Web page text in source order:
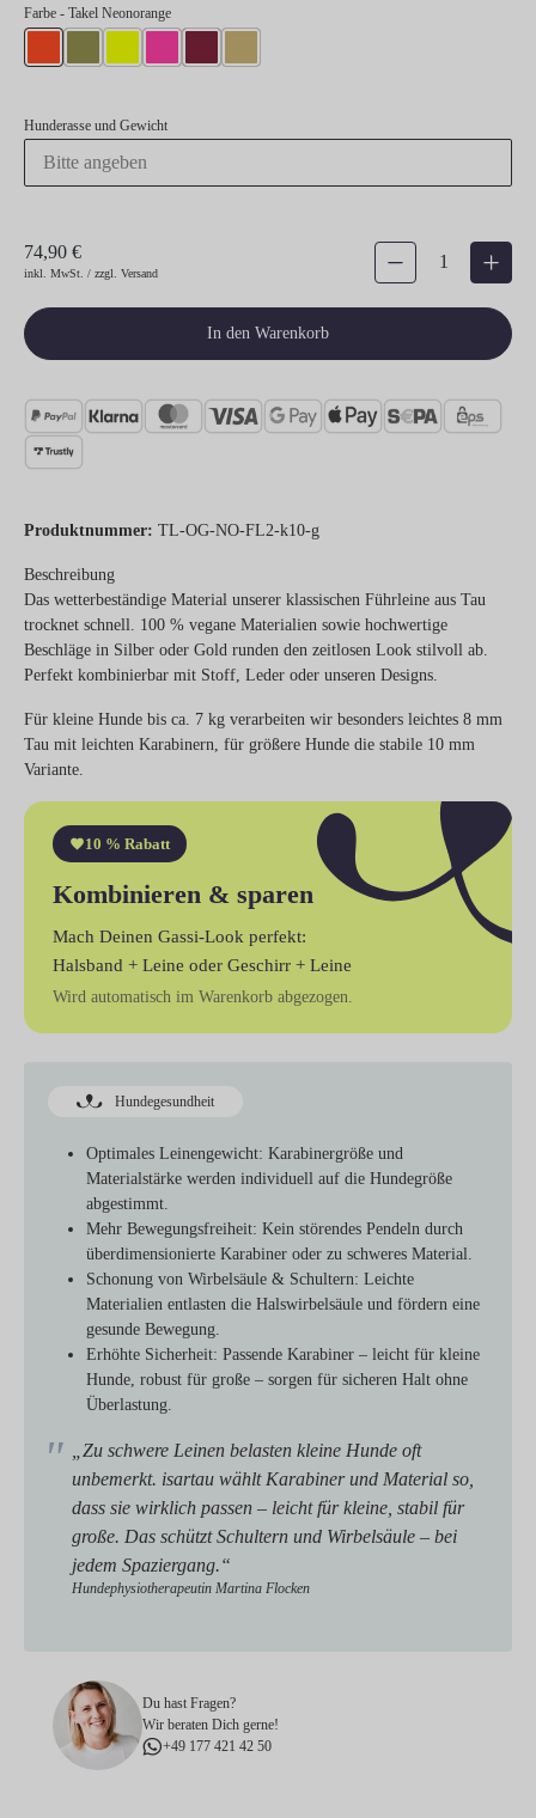
Farbe - Takel Neonorange
Hunderasse und Gewicht
74,90 €
inkl. MwSt. / zzgl. Versand
Produkt Anzahl: Gib den
In den Warenkorb
Produktnummer: TL-OG-NO-FL2-k10-g
Beschreibung
Das wetterbeständige Material unserer klassischen Führleine aus Tau
trocknet schnell. 100 % vegane Materialien sowie hochwertige
Beschläge in Silber oder Gold runden den zeitlosen Look stilvoll ab.
Perfekt kombinierbar mit Stoff, Leder oder unseren Designs.
Für kleine Hunde bis ca. 7 kg verarbeiten wir besonders leichtes 8 mm
Tau mit leichten Karabinern, für größere Hunde die stabile 10 mm
Variante.
10 % Rabatt
Kombinieren & sparen
Mach Deinen Gassi-Look perfekt:
Halsband + Leine oder Geschirr + Leine
Wird automatisch im Warenkorb abgezogen.
Hundegesundheit
Optimales Leinengewicht: Karabinergröße und
Materialstärke werden individuell auf die Hundegröße
abgestimmt.
Mehr Bewegungsfreiheit: Kein störendes Pendeln durch
überdimensionierte Karabiner oder zu schweres Material.
Schonung von Wirbelsäule & Schultern: Leichte
Materialien entlasten die Halswirbelsäule und fördern eine
gesunde Bewegung.
Erhöhte Sicherheit: Passende Karabiner – leicht für kleine
Hunde, robust für große – sorgen für sicheren Halt ohne
Überlastung.
„Zu schwere Leinen belasten kleine Hunde oft
unbemerkt. isartau wählt Karabiner und Material so,
dass sie wirklich passen – leicht für kleine, stabil für
große. Das schützt Schultern und Wirbelsäule – bei
jedem Spaziergang.“
Hundephysiotherapeutin Martina Flocken
Du hast Fragen?
Wir beraten Dich gerne!
+49 177 421 42 50